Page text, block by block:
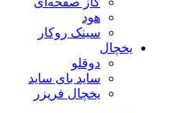
هود
سینک روکار
یخچال
دوقلو
ساید بای ساید
یخچال فریزر